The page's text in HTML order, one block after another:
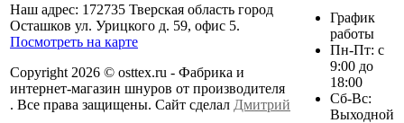
Наш адрес: 172735 Тверская область город
Осташков ул. Урицкого д. 59, офис 5.
Посмотреть на карте
Copyright 2026 © osttex.ru - Фабрика и
интернет-магазин шнуров от производителя
. Все права защищены. Сайт сделал Дмитрий
График
работы
Пн-Пт: с
9:00 до
18:00
Сб-Вс:
Выходной